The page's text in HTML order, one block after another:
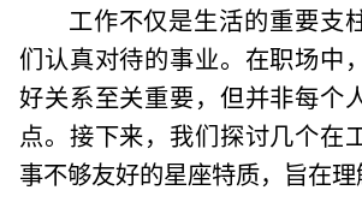
工作不仅是生活的重要支
们认真对待的事业。在职场中
好关系至关重要，但并非每个
点。接下来，我们探讨几个在
事不够友好的星座特质，旨在理